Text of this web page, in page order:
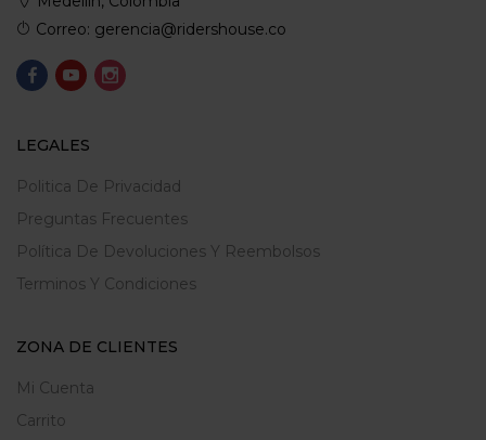
Correo: gerencia@ridershouse.co
LEGALES
Politica De Privacidad
Preguntas Frecuentes
Política De Devoluciones Y Reembolsos
Terminos Y Condiciones
ZONA DE CLIENTES
Mi Cuenta
Carrito